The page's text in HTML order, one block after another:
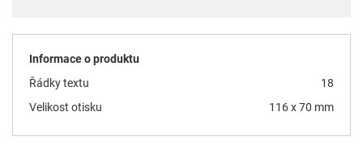
Informace o produktu
Řádky textu
18
Velikost otisku
116 x 70 mm